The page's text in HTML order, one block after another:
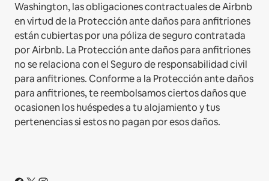
Washington, las obligaciones contractuales de Airbnb
en virtud de la Protección ante daños para anfitriones
están cubiertas por una póliza de seguro contratada
por Airbnb. La Protección ante daños para anfitriones
no se relaciona con el Seguro de responsabilidad civil
para anfitriones. Conforme a la Protección ante daños
para anfitriones, te reembolsamos ciertos daños que
ocasionen los huéspedes a tu alojamiento y tus
pertenencias si estos no pagan por esos daños.